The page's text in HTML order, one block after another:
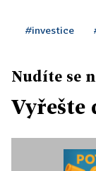
#investice
Nudíte se
Vyřešte